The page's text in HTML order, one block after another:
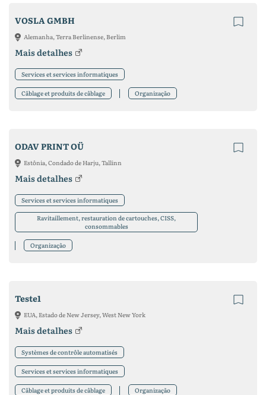
VOSLA GMBH
Alemanha, Terra Berlinense, Berlim
Mais detalhes
Services et services informatiques
Câblage et produits de câblage Organização
ODAV PRINT OÜ
Estônia, Condado de Harju, Tallinn
Mais detalhes
Services et services informatiques
Ravitaillement, restauration de cartouches, CISS,
consommables
Organização
Teste1
EUA, Estado de New Jersey, West New York
Mais detalhes
Systèmes de contrôle automatisés
Services et services informatiques
Câblage et produits de câblage Organização